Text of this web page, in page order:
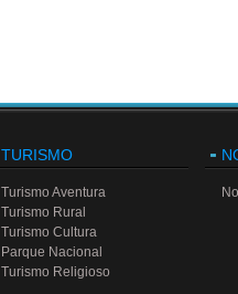
TURISMO
Turismo Aventura
Turismo Rural
Turismo Cultura
Parque Nacional
Turismo Religioso